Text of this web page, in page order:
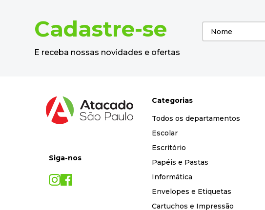
Cadastre-se
E receba nossas novidades e ofertas
Siga-nos
Categorias
Todos os departamentos
Escolar
Escritório
Papéis e Pastas
Informática
Envelopes e Etiquetas
Cartuchos e Impressão